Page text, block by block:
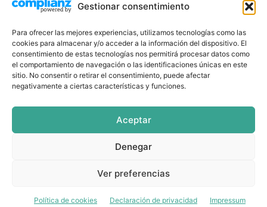
Gestionar consentimiento
Para ofrecer las mejores experiencias, utilizamos tecnologías como las
cookies para almacenar y/o acceder a la información del dispositivo. El
consentimiento de estas tecnologías nos permitirá procesar datos como
el comportamiento de navegación o las identificaciones únicas en este
sitio. No consentir o retirar el consentimiento, puede afectar
negativamente a ciertas características y funciones.
Aceptar
Denegar
Ver preferencias
Política de cookies Declaración de privacidad Impressum
que necesitas saber sobre noticias, novedades, tecnologías y
aplicaciones que te ayudaran a ser un mejor Djs.
SÍGUENOS
EQUIPAMIENTO EVENTOS
TUTORIALES
© DISCJOCKEYS.ES - ¡Todo lo un Dj necesitar saber!